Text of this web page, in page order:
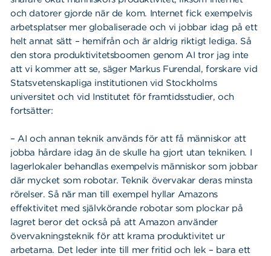
och datorer gjorde när de kom. Internet fick exempelvis
arbetsplatser mer globaliserade och vi jobbar idag på ett
helt annat sätt – hemifrån och är aldrig riktigt lediga. Så
den stora produktivitetsboomen genom AI tror jag inte
att vi kommer att se, säger Markus Furendal, forskare vid
Statsvetenskapliga institutionen vid Stockholms
universitet och vid Institutet för framtidsstudier, och
fortsätter:
– AI och annan teknik används för att få människor att
jobba hårdare idag än de skulle ha gjort utan tekniken. I
lagerlokaler behandlas exempelvis människor som jobbar
där mycket som robotar. Teknik övervakar deras minsta
rörelser. Så när man till exempel hyllar Amazons
effektivitet med självkörande robotar som plockar på
lagret beror det också på att Amazon använder
övervakningsteknik för att krama produktivitet ur
arbetarna. Det leder inte till mer fritid och lek – bara ett